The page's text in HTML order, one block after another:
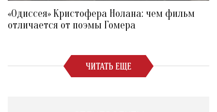
«Одиссея» Кристофера Нолана: чем фильм
отличается от поэмы Гомера
ЧИТАТЬ ЕЩЕ